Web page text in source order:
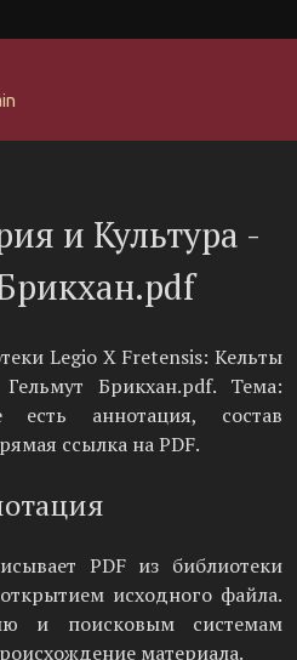
и Культура -
Legio X Fretensis: Кельты
Брикхан.pdf. Тема:
аннотация, состав
ссылка на PDF.
PDF из библиотеки
исходного файла.
и поисковым системам
материала.